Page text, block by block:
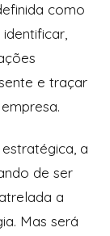
como
e traçar
a
de ser
a
Mas será